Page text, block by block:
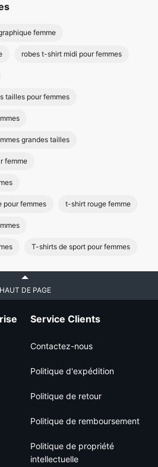
femme
robes t-shirt midi pour femmes
tailles pour femmes
grandes tailles
femme
pour femmes t-shirt rouge femme
T-shirts de sport pour femmes
HAUT DE PAGE
Service Clients
Contactez-nous
Politique d'expédition
Politique de retour
Politique de remboursement
Politique de propriété
intellectuelle